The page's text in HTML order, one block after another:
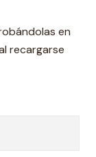
en
recargarse